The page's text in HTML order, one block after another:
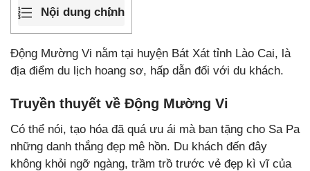
Nội dung chính
Động Mường Vi nằm tại huyện Bát Xát tỉnh Lào Cai, là
địa điểm du lịch hoang sơ, hấp dẫn đối với du khách.
Truyền thuyết về Động Mường Vi
Có thể nói, tạo hóa đã quá ưu ái mà ban tặng cho Sa Pa
những danh thắng đẹp mê hồn. Du khách đến đây
không khỏi ngỡ ngàng, trầm trồ trước vẻ đẹp kì vĩ của